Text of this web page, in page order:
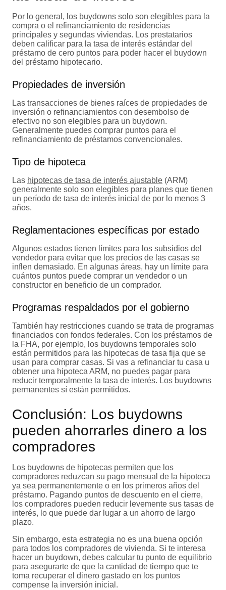
Por lo general, los buydowns solo son elegibles para la
compra o el refinanciamiento de residencias
principales y segundas viviendas. Los prestatarios
deben calificar para la tasa de interés estándar del
préstamo de cero puntos para poder hacer el buydown
del préstamo hipotecario.
Propiedades de inversión
Las transacciones de bienes raíces de propiedades de
inversión o refinanciamientos con desembolso de
efectivo no son elegibles para un buydown.
Generalmente puedes comprar puntos para el
refinanciamiento de préstamos convencionales.
Tipo de hipoteca
Las hipotecas de tasa de interés ajustable (ARM)
generalmente solo son elegibles para planes que tienen
un período de tasa de interés inicial de por lo menos 3
años.
Reglamentaciones específicas por estado
Algunos estados tienen límites para los subsidios del
vendedor para evitar que los precios de las casas se
inflen demasiado. En algunas áreas, hay un límite para
cuántos puntos puede comprar un vendedor o un
constructor en beneficio de un comprador.
Programas respaldados por el gobierno
También hay restricciones cuando se trata de programas
financiados con fondos federales. Con los préstamos de
la FHA, por ejemplo, los buydowns temporales solo
están permitidos para las hipotecas de tasa fija que se
usan para comprar casas. Si vas a refinanciar tu casa u
obtener una hipoteca ARM, no puedes pagar para
reducir temporalmente la tasa de interés. Los buydowns
permanentes sí están permitidos.
Conclusión: Los buydowns
pueden ahorrarles dinero a los
compradores
Los buydowns de hipotecas permiten que los
compradores reduzcan su pago mensual de la hipoteca
ya sea permanentemente o en los primeros años del
préstamo. Pagando puntos de descuento en el cierre,
los compradores pueden reducir levemente sus tasas de
interés, lo que puede dar lugar a un ahorro de largo
plazo.
Sin embargo, esta estrategia no es una buena opción
para todos los compradores de vivienda. Si te interesa
hacer un buydown, debes calcular tu punto de equilibrio
para asegurarte de que la cantidad de tiempo que te
toma recuperar el dinero gastado en los puntos
compense la inversión inicial.